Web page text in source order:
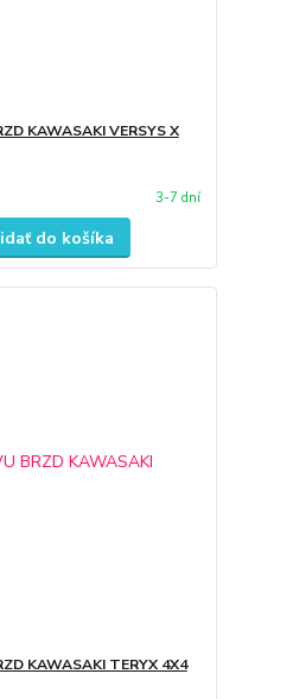
KAWASAKI VERSYS X
3-7 dní
do košíka
KAWASAKI TERYX 4X4